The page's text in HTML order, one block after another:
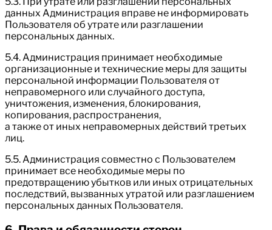
данных Администрация вправе не информировать
Пользователя об утрате или разглашении
персональных данных.
5.4. Администрация принимает необходимые
организационные и технические меры для защиты
персональной информации Пользователя от
неправомерного или случайного доступа,
уничтожения, изменения, блокирования,
копирования, распространения,
а также от иных неправомерных действий третьих
лиц.
5.5. Администрация совместно с Пользователем
принимает все необходимые меры по
предотвращению убытков или иных отрицательных
последствий, вызванных утратой или разглашением
персональных данных Пользователя.